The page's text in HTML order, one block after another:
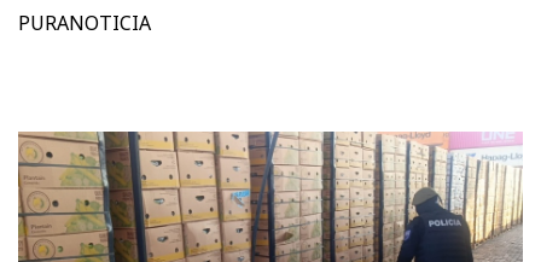
PURANOTICIA